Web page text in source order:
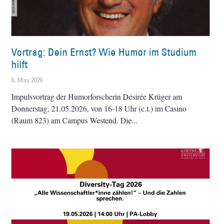
Vortrag: Dein Ernst? Wie Humor im Studium
hilft
6. May 2026
Impulsvortrag der Humorforscherin Désirée Krüger am
Donnerstag, 21.05.2026, von 16-18 Uhr (c.t.) im Casino
(Raum 823) am Campus Westend. Die